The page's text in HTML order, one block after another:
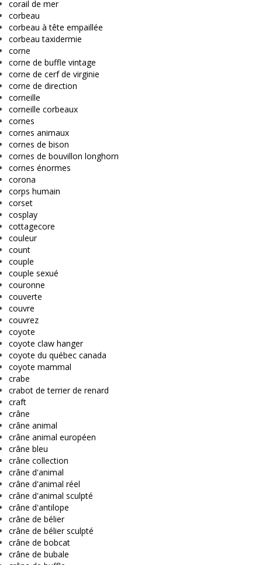
corail de mer
corbeau
corbeau à tête empaillée
corbeau taxidermie
corne
corne de buffle vintage
corne de cerf de virginie
corne de direction
corneille
corneille corbeaux
cornes
cornes animaux
cornes de bison
cornes de bouvillon longhorn
cornes énormes
corona
corps humain
corset
cosplay
cottagecore
couleur
count
couple
couple sexué
couronne
couverte
couvre
couvrez
coyote
coyote claw hanger
coyote du québec canada
coyote mammal
crabe
crabot de terrier de renard
craft
crâne
crâne animal
crâne animal européen
crâne bleu
crâne collection
crâne d'animal
crâne d'animal réel
crâne d'animal sculpté
crâne d'antilope
crâne de bélier
crâne de bélier sculpté
crâne de bobcat
crâne de bubale